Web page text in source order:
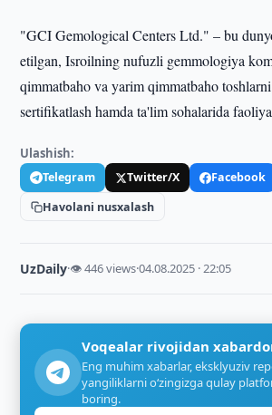
"GCI Gemological Centers Ltd." – bu
etilgan, Isroilning nufuzli gemmologiya
qimmatbaho va yarim qimmatbaho
sertifikatlash hamda ta'lim sohalarida
Ulashish:
Telegram Twitter/X
Facebook
Havolani nusxalash
UzDaily·👁 446 views·04.08.2025 · 22:05
Voqealar rivojidan
Eng muhim xabarlar, eksklyuziv
yangiliklarni o‘zingizga qulay
boring.